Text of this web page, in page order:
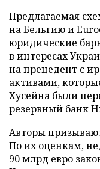
Предлагаемая
на Бельгию и
юридические
в интересах
на прецедент с
активами,
Хусейна были
резервный банк
Авторы
По их оценкам,
90 млрд евро